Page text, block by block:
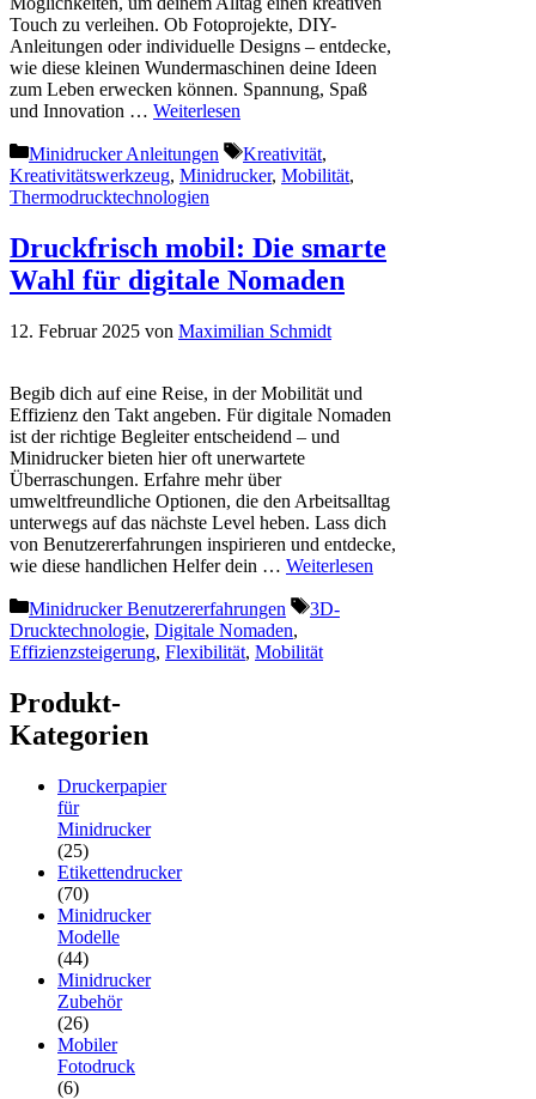
Touch zu verleihen. Ob Fotoprojekte, DIY-
Anleitungen oder individuelle Designs – entdecke,
wie diese kleinen Wundermaschinen deine Ideen
zum Leben erwecken können. Spannung, Spaß
und Innovation … Weiterlesen
Kategorien
Minidrucker Anleitungen Schlagwörter
Kreativität,
Kreativitätswerkzeug, Minidrucker, Mobilität,
Thermodrucktechnologien
Druckfrisch mobil: Die smarte
Wahl für digitale Nomaden
12. Februar 2025 von Maximilian Schmidt
Begib dich auf eine Reise, in der Mobilität und
Effizienz den Takt angeben. Für digitale Nomaden
ist der richtige Begleiter entscheidend – und
Minidrucker bieten hier oft unerwartete
Überraschungen. Erfahre mehr über
umweltfreundliche Optionen, die den Arbeitsalltag
unterwegs auf das nächste Level heben. Lass dich
von Benutzererfahrungen inspirieren und entdecke,
wie diese handlichen Helfer dein … Weiterlesen
Kategorien
Minidrucker Benutzererfahrungen Schlagwörter
3D-
Drucktechnologie, Digitale Nomaden,
Effizienzsteigerung, Flexibilität, Mobilität
Produkt-
Kategorien
Druckerpapier
für
Minidrucker
(25)
Etikettendrucker
(70)
Minidrucker
Modelle
(44)
Minidrucker
Zubehör
(26)
Mobiler
Fotodruck
(6)